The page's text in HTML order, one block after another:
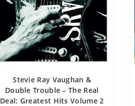
Stevie Ray Vaughan &
Double Trouble – The Real
Deal: Greatest Hits Volume 2